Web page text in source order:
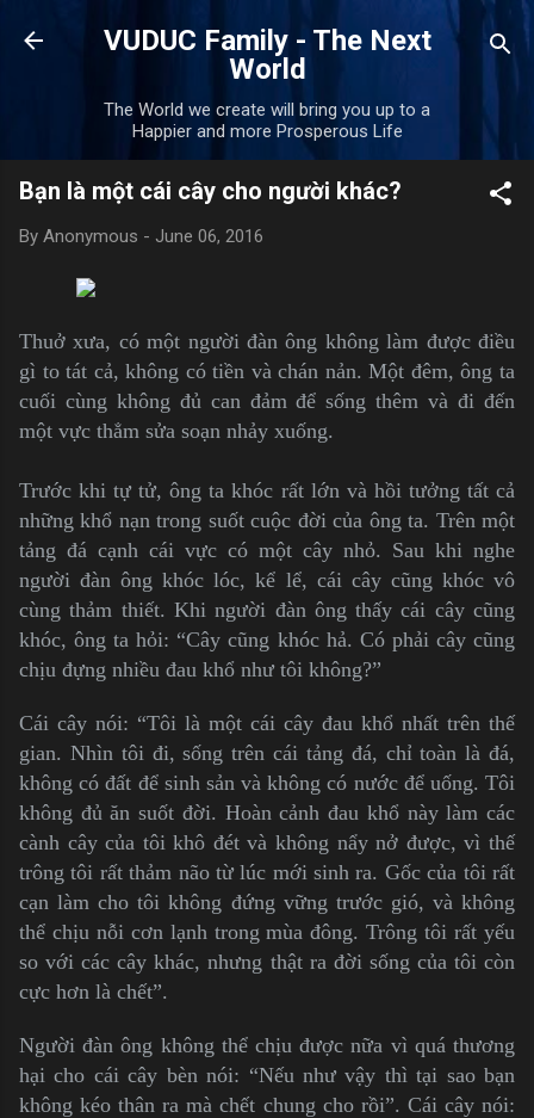
Skip to main content
VUDUC Family - The Next
World
The World we create will bring you up to a
Happier and more Prosperous Life
Bạn là một cái cây cho người khác?
By Anonymous - June 06, 2016
Thuở xưa, có một người đàn ông không làm được điều
gì to tát cả, không có tiền và chán nản. Một đêm, ông ta
cuối cùng không đủ can đảm để sống thêm và đi đến
một vực thẳm sửa soạn nhảy xuống.
Trước khi tự tử, ông ta khóc rất lớn và hồi tưởng tất cả
những khổ nạn trong suốt cuộc đời của ông ta. Trên một
tảng đá cạnh cái vực có một cây nhỏ. Sau khi nghe
người đàn ông khóc lóc, kể lể, cái cây cũng khóc vô
cùng thảm thiết. Khi người đàn ông thấy cái cây cũng
khóc, ông ta hỏi: “Cây cũng khóc hả. Có phải cây cũng
chịu đựng nhiều đau khổ như tôi không?”
Cái cây nói: “Tôi là một cái cây đau khổ nhất trên thế
gian. Nhìn tôi đi, sống trên cái tảng đá, chỉ toàn là đá,
không có đất để sinh sản và không có nước để uống. Tôi
không đủ ăn suốt đời. Hoàn cảnh đau khổ này làm các
cành cây của tôi khô đét và không nẩy nở được, vì thế
trông tôi rất thảm não từ lúc mới sinh ra. Gốc của tôi rất
cạn làm cho tôi không đứng vững trước gió, và không
thể chịu nỗi cơn lạnh trong mùa đông. Trông tôi rất yếu
so với các cây khác, nhưng thật ra đời sống của tôi còn
cực hơn là chết”.
Người đàn ông không thể chịu được nữa vì quá thương
hại cho cái cây bèn nói: “Nếu như vậy thì tại sao bạn
không kéo thân ra mà chết chung cho rồi”. Cái cây nói: